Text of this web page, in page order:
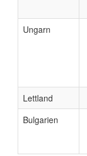
Ungarn
Lettland
Bulgarien